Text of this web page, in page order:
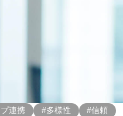
連携 #多様性 #信頼